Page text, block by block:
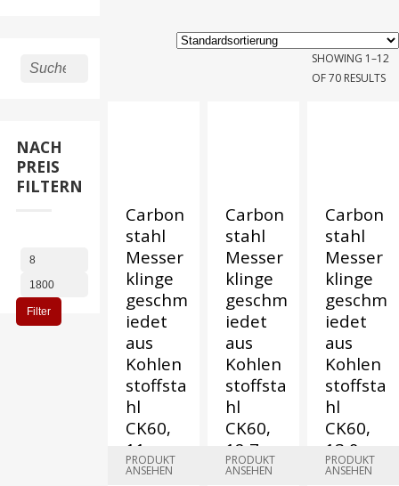
SHOWING 1–12
OF 70 RESULTS
Carbon
stahl
Messer
klinge
geschm
iedet
aus
Kohlen
stoffsta
hl
CK60,
11 cm
€75,00
PRODUKT
ANSEHEN
Carbon
stahl
Messer
klinge
geschm
iedet
aus
Kohlen
stoffsta
hl
CK60,
12,7 cm
€102,00
PRODUKT
ANSEHEN
Carbon
stahl
Messer
klinge
geschm
iedet
aus
Kohlen
stoffsta
hl
CK60,
13,9 cm
€107,00
PRODUKT
ANSEHEN
Suchen
NACH
PREIS
FILTERN
Filter